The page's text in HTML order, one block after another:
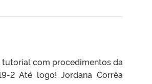
com procedimentos da
2 Até logo! Jordana Corrêa